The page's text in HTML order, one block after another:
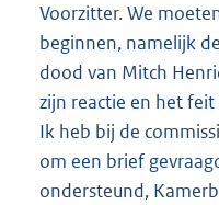
Voorzitter. We
beginnen, namelijk
dood van Mitch
zijn reactie en het
Ik heb bij de
om een brief
ondersteund,